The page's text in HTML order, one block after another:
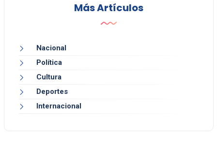
Más Artículos
Nacional
Política
Cultura
Deportes
Internacional